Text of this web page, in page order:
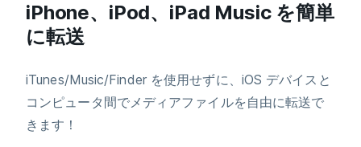
iPhone、iPod、iPad Music を簡単
に転送
iTunes/Music/Finder を使用せずに、iOS デバイスと
コンピュータ間でメディアファイルを自由に転送で
きます！